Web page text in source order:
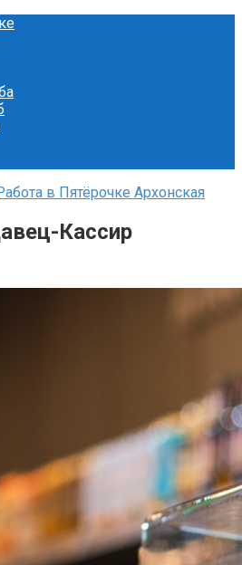
в Пятёрочке Архонская
Кассир